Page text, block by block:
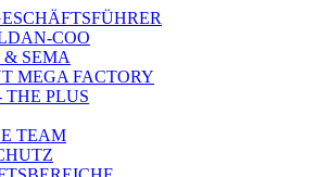
COO
SEMA
MEGA FACTORY
THE PLUS
TEAM